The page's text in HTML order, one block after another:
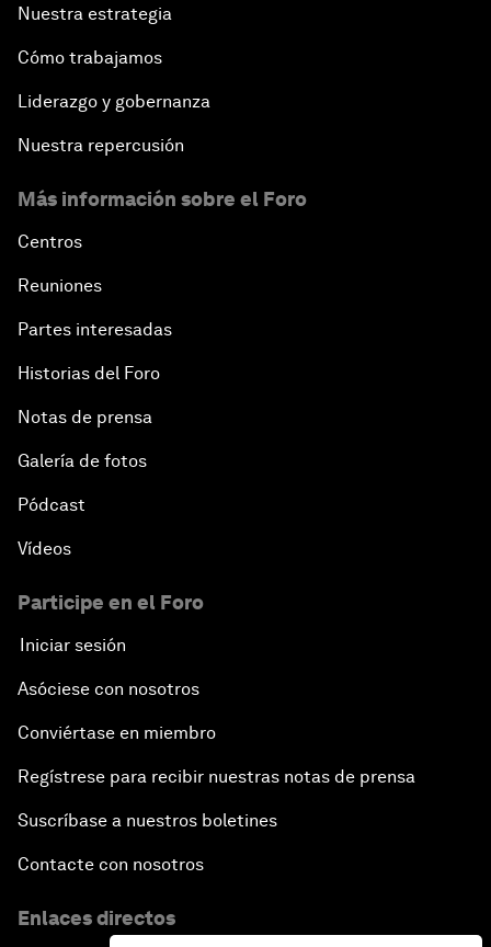
Nuestra estrategia
Cómo trabajamos
Liderazgo y gobernanza
Nuestra repercusión
Más información sobre el Foro
Centros
Reuniones
Partes interesadas
Historias del Foro
Notas de prensa
Galería de fotos
Pódcast
Vídeos
Participe en el Foro
Iniciar sesión
Asóciese con nosotros
Conviértase en miembro
Regístrese para recibir nuestras notas de prensa
Suscríbase a nuestros boletines
Contacte con nosotros
Enlaces directos